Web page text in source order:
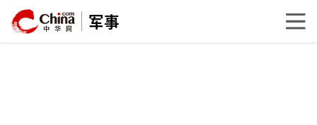
军事